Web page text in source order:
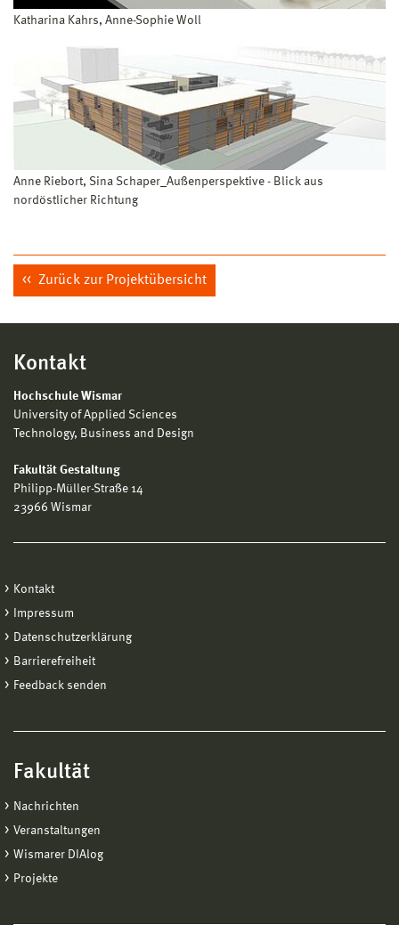
Katharina Kahrs, Anne-Sophie Woll
Anne Riebort, Sina Schaper_Außenperspektive - Blick aus
nordöstlicher Richtung
Zurück zur Projektübersicht
Kontakt
Hochschule Wismar
University of Applied Sciences
Technology, Business and Design
Fakultät Gestaltung
Philipp-Müller-Straße 14
23966 Wismar
Kontakt
Impressum
Datenschutzerklärung
Barrierefreiheit
Feedback senden
Fakultät
Nachrichten
Veranstaltungen
Wismarer DIAlog
Projekte